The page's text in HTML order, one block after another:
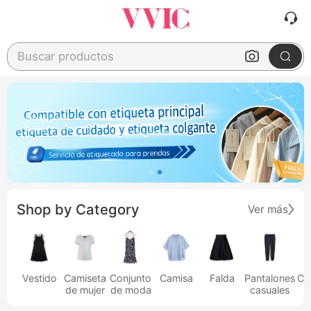
Buscar productos
Shop by Category Ver más
Vestido
Camiseta
de mujer
Conjunto
de moda
Camisa Falda
Pantalones
casuales